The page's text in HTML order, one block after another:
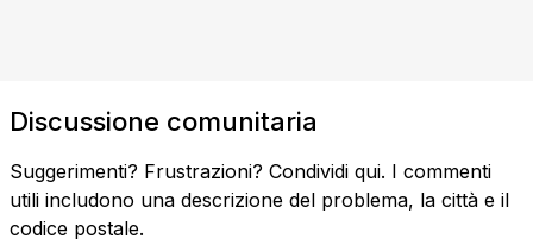
Discussione comunitaria
Suggerimenti? Frustrazioni? Condividi qui. I commenti
utili includono una descrizione del problema, la città e il
codice postale.